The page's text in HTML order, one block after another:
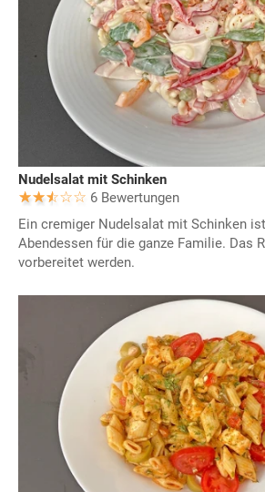
Nudelsalat mit Schinken
6 Bewertungen
Ein cremiger Nudelsalat mit Schinken
Abendessen für die ganze Familie. Das
vorbereitet werden.